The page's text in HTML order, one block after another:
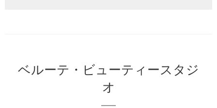
ベルーテ・ビューティースタジ
オ